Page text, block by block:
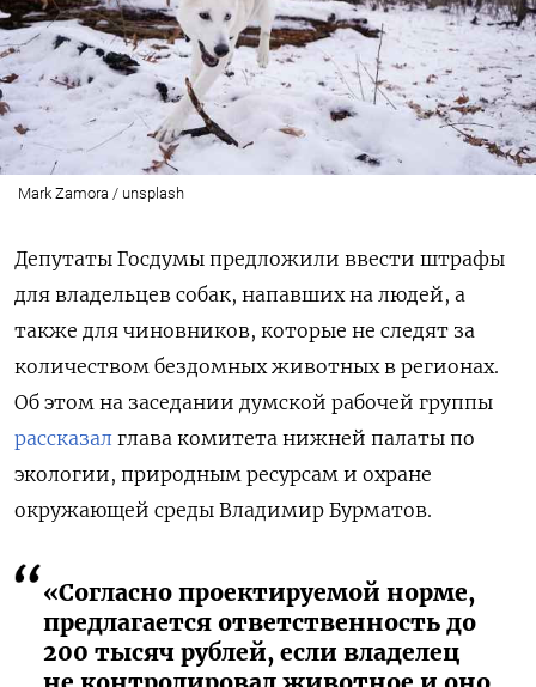
Mark Zamora / unsplash
Депутаты Госдумы предложили ввести штрафы
для владельцев собак, напавших на людей, а
также для чиновников, которые не следят за
количеством бездомных животных в регионах.
Об этом на заседании думской рабочей группы
рассказал глава комитета нижней палаты по
экологии, природным ресурсам и охране
окружающей среды Владимир Бурматов.
«Согласно проектируемой норме,
предлагается ответственность до
200 тысяч рублей, если владелец